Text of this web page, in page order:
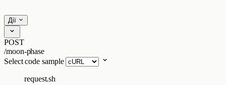
Дії
POST
/moon-phase
Select code sample
request.sh